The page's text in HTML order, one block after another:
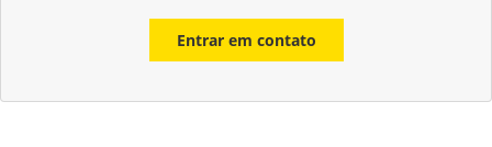
Entrar em contato